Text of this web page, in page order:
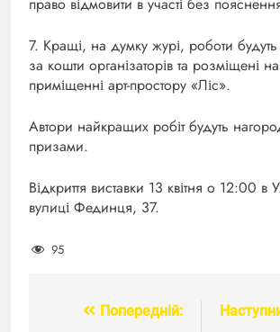
право відмовити в участі без
7. Кращі, на думку журі, роботи
за кошти організаторів та розміщені
приміщенні арт-простору «Ліс».
Автори найкращих робіт будуть
призами.
Відкриття виставки 13 квітня о 12:00 в
вулиці Фединця, 37.
95
НавігаціяПопередній: